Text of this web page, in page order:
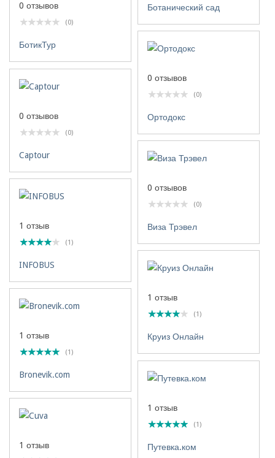
Ботанический сад
0 отзывов
(0)
БотикТур
0 отзывов
(0)
Ортодокс
0 отзывов
(0)
Captour
0 отзывов
(0)
Виза Трэвел
1 отзыв
(1)
INFOBUS
1 отзыв
(1)
Круиз Онлайн
1 отзыв
(1)
Bronevik.com
1 отзыв
(1)
Путевка.ком
1 отзыв